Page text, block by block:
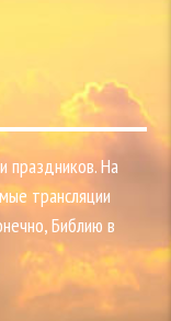
праздников. На
трансляции
Библию в